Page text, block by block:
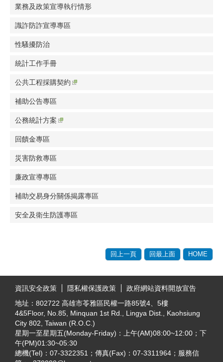
業務及政策宣導執行情形
識詐防詐宣導專區
性騷擾防治
統計工作手冊
公共工程採購契約
補助公告專區
公務統計方案
回饋金專區
災害防救專區
廉政宣導專區
補助交易身分關係揭露專區
安全及衛生防護專區
回上一頁 回最上面 HOME
資訊安全政策
隱私權保護政策
政府網站資料開放宣告
地址：802722 高雄市苓雅區民權一路85號4、5樓
4&5Floor, No.85, Minquan 1st Rd., Lingya Dist., Kaohsiung
City 802, Taiwan (R.O.C.)
星期一至星期五(Monday-Friday)：上午(AM)08:00~12:00；下
午(PM)01:30~05:30
總機(Tel)：07-3322351；傳真(Fax)：07-3311964；服務信